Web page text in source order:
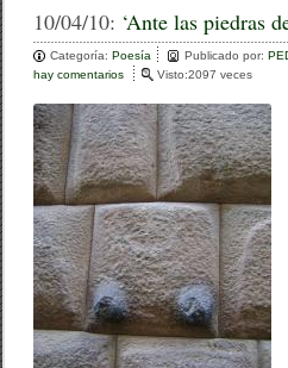
c
e
b
o
o
k
tt
er
m
p
ar
tir
10/04/10: ‘Ante las piedras
Categoría:Poesía Publicado por:
hay comentarios
‘
A
n
t
e
l
a
s
p
i
e
d
r
a
Visto:2097 veces